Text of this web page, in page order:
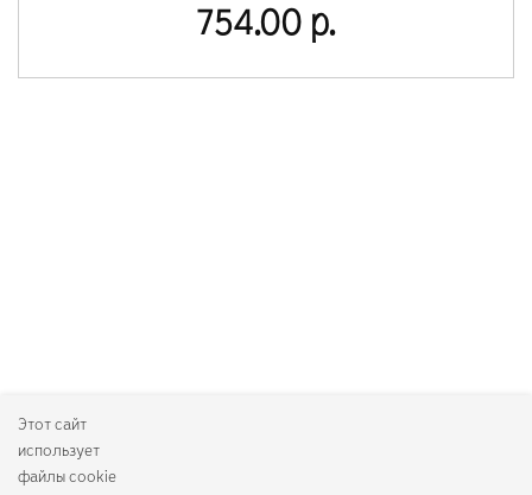
754.00 р.
Этот сайт
использует
файлы cookie